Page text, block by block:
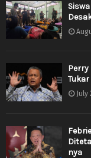
Perry
nya